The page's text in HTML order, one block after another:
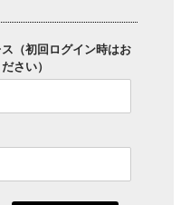
（初回ログイン時はお
さい）